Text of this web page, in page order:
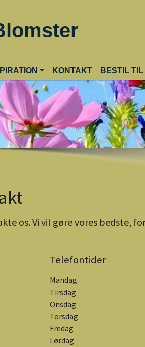
KONTAKT(CURRENT)
BESTIL
os. Vi vil gøre vores bedste,
Telefontider
Mandag
Tirsdag
Onsdag
Torsdag
Fredag
Lørdag